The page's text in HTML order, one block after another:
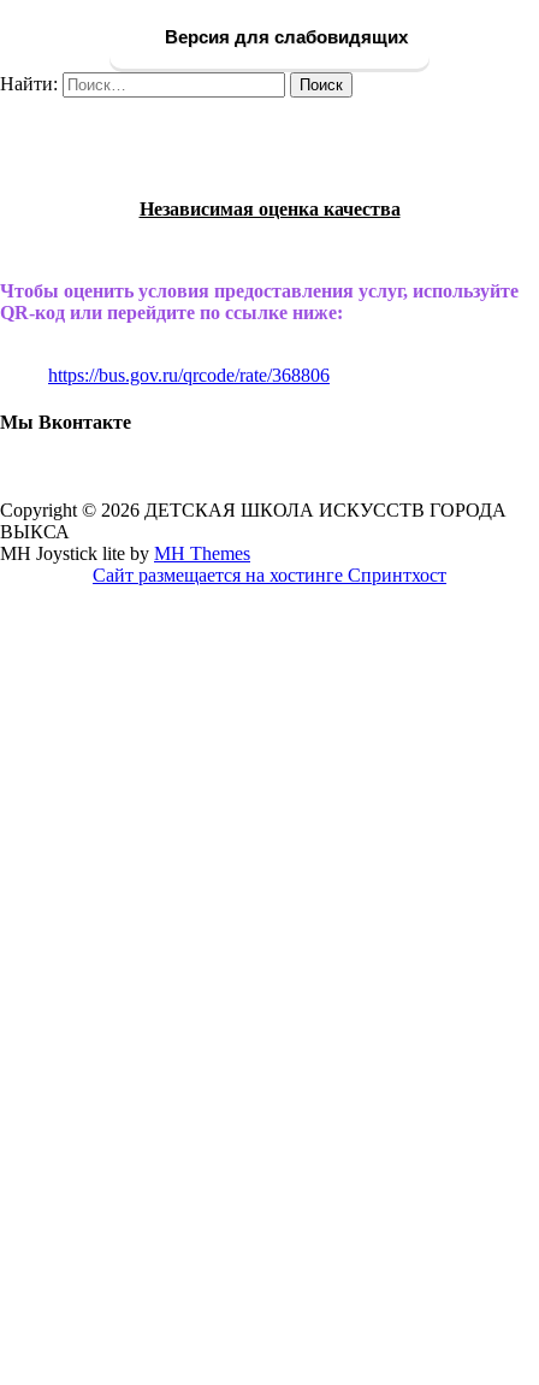
Версия для слабовидящих
Найти:
Независимая оценка качества
Чтобы оценить условия предоставления услуг, используйте
QR-код или перейдите по ссылке ниже:
https://bus.gov.ru/qrcode/rate/368806
Мы Вконтакте
Copyright © 2026 ДЕТСКАЯ ШКОЛА ИСКУССТВ ГОРОДА
ВЫКСА
MH Joystick lite by MH Themes
Сайт размещается на хостинге Спринтхост